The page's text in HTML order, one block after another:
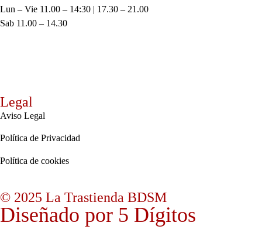
Lun – Vie 11.00 – 14:30 | 17.30 – 21.00
Sab 11.00 – 14.30
Legal
Aviso Legal
Política de Privacidad
Política de cookies
© 2025 La Trastienda BDSM
Diseñado por 5 Dígitos